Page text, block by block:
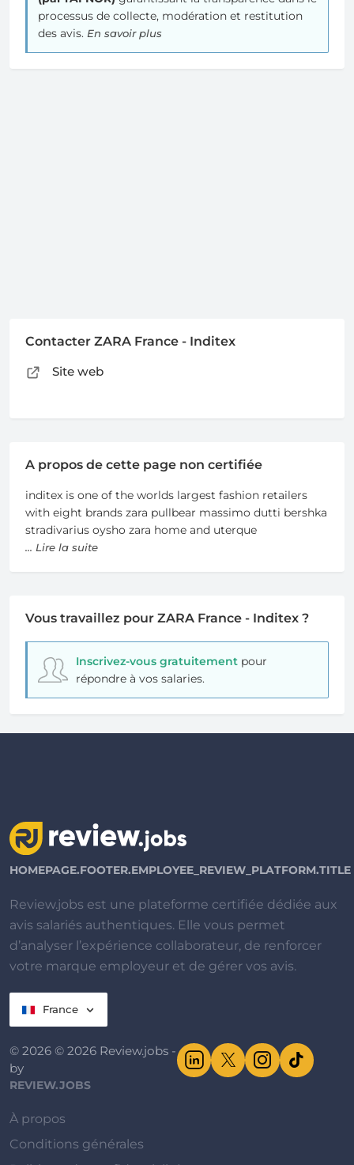
processus de collecte, modération et restitution
des avis. En savoir plus
Contacter ZARA France - Inditex
Site web
A propos de cette page non certifiée
inditex is one of the worlds largest fashion retailers
with eight brands zara pullbear massimo dutti bershka
stradivarius oysho zara home and uterque
... Lire la suite
Vous travaillez pour ZARA France - Inditex ?
Inscrivez-vous gratuitementpour
répondre à vos salaries.
HOMEPAGE.FOOTER.EMPLOYEE_REVIEW_PLATFORM.TITLE
Review.jobs est une plateforme certifiée dédiée aux
avis salariés authentiques. Elle vous permet
d’analyser l’expérience collaborateur, de renforcer
votre marque employeur et de gérer vos avis.
France
© 2026 © 2026 Review.jobs -
by
REVIEW.JOBS
À propos
Conditions générales